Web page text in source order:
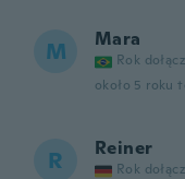
M Mara
Rok
około 5 roku
R Reiner
Rok